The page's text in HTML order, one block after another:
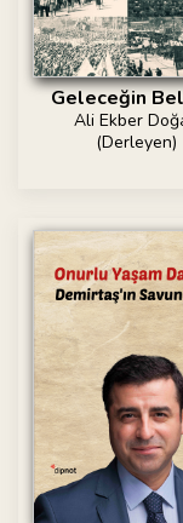
Geleceğin
Ali Ekber
(Derleyen)